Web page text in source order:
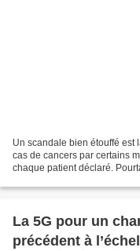
Un scandale bien étouffé est
cas de cancers par certains
chaque patient déclaré.
La 5G pour un
précédent à